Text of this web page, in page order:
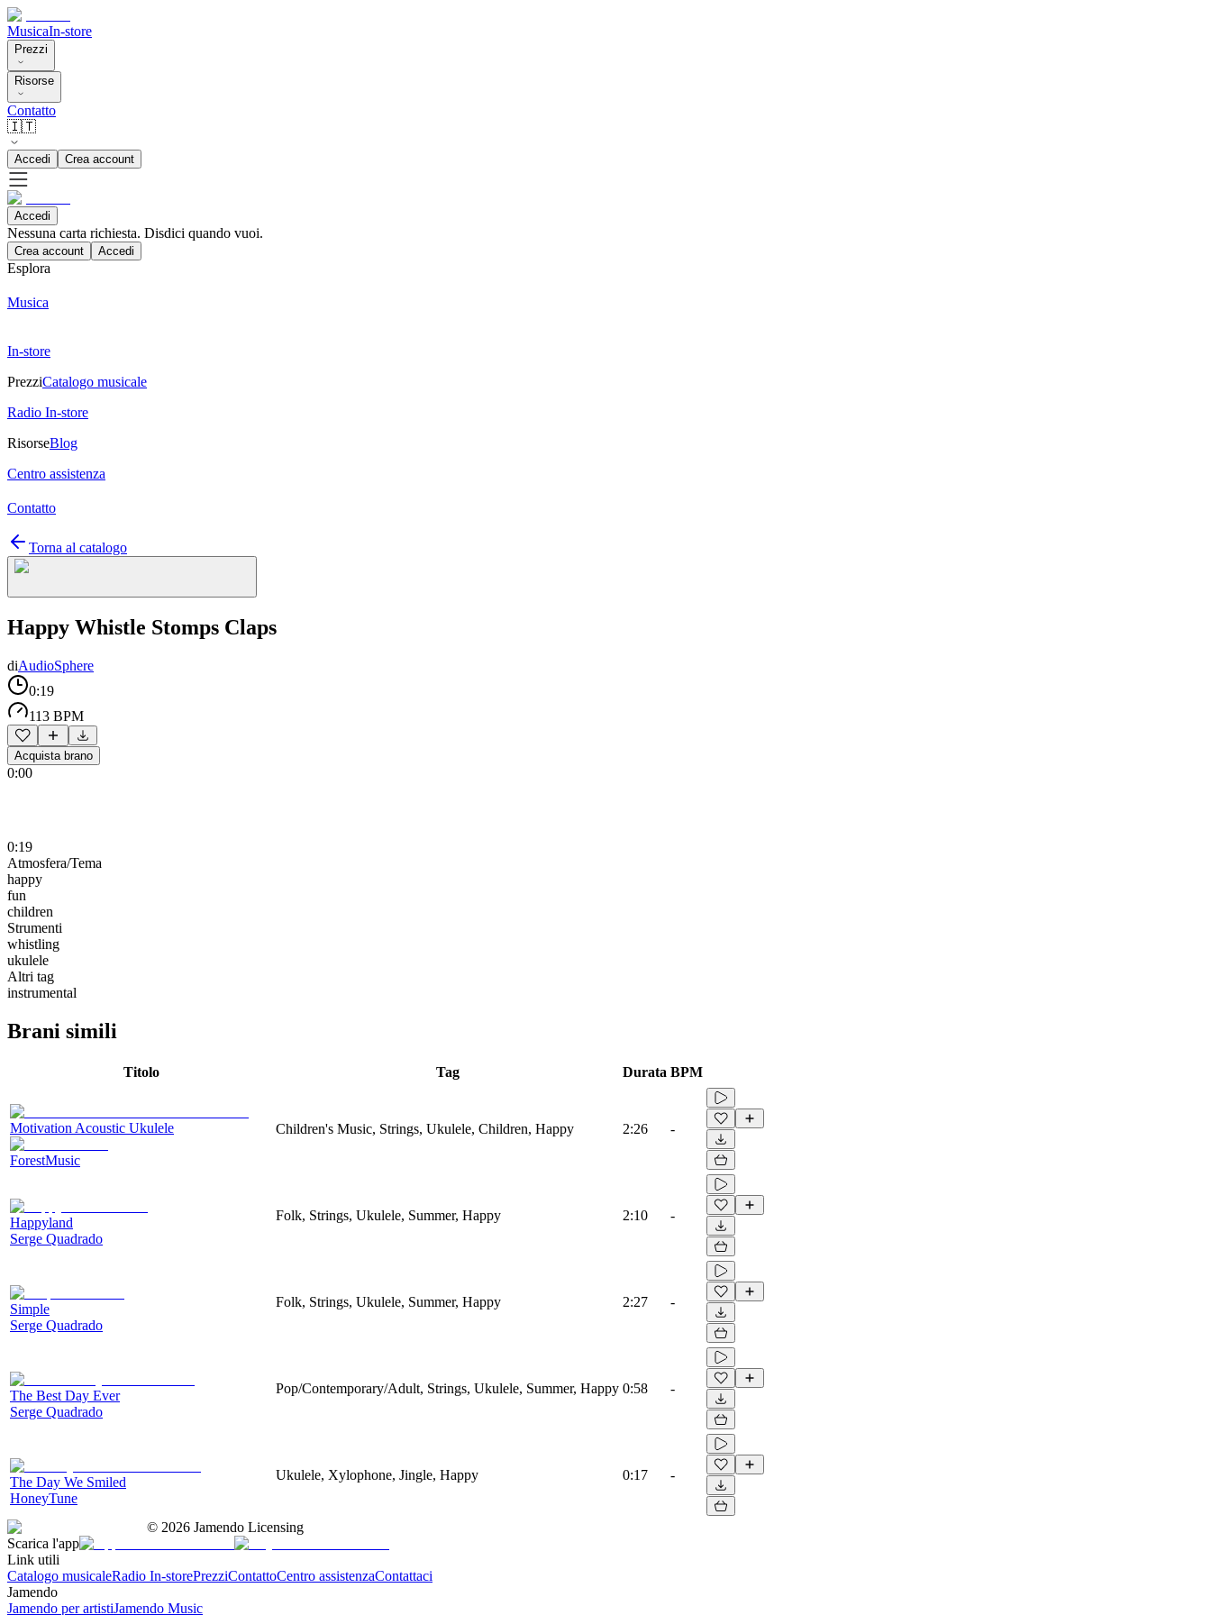
MusicaIn-store
Prezzi
Risorse
Contatto
🇮🇹
Accedi Crea account
Accedi
Nessuna carta richiesta. Disdici quando vuoi.
Crea account Accedi
Esplora
Musica
In-store
PrezziCatalogo musicale
Radio In-store
RisorseBlog
Centro assistenza
Contatto
Torna al catalogo
Happy Whistle Stomps Claps
diAudioSphere
0:19
113 BPM
Acquista brano
0:00
0:19
Atmosfera/Tema
happy
fun
children
Strumenti
whistling
ukulele
Altri tag
instrumental
Brani simili
Titolo Tag Durata BPM
Motivation Acoustic Ukulele
ForestMusic
Children's Music, Strings, Ukulele, Children, Happy 2:26 -
Happyland
Serge Quadrado
Folk, Strings, Ukulele, Summer, Happy 2:10 -
Simple
Serge Quadrado
Folk, Strings, Ukulele, Summer, Happy 2:27 -
The Best Day Ever
Serge Quadrado
Pop/Contemporary/Adult, Strings, Ukulele, Summer, Happy 0:58 -
The Day We Smiled
HoneyTune
Ukulele, Xylophone, Jingle, Happy 0:17 -
© 2026 Jamendo Licensing
Scarica l'app
Link utili
Catalogo musicaleRadio In-storePrezziContattoCentro assistenzaContattaci
Jamendo
Jamendo per artistiJamendo Music